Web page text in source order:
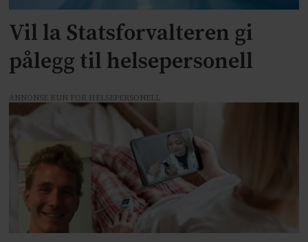
Vil la Statsforvalteren gi
pålegg til helsepersonell
ANNONSE KUN FOR HELSEPERSONELL